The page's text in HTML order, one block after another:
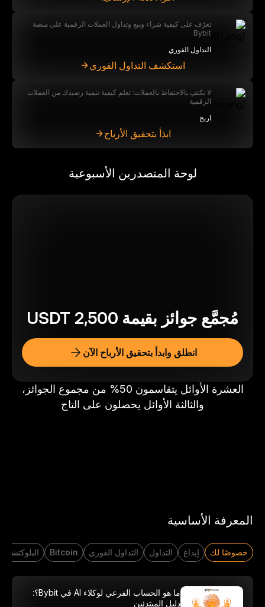
تعرّف على كيفية شراء وبيع وتداول العملات الرقمية على منصة
Bybit
التداول الفوري
استكشف التداول الفوري
لا تكتفِ بالاحتفاظ بالعملات: تعلم كيفية تنمية رصيدك من العملات
الرقمية
اربح
ابدَأ بتحقيق الأرباح
لوحة المتصدرين الأسبوعية
العشرة الأوائل يتقاسمون 50% من مجموع الجوائز،
والثالثة الأوائل يحصلون على التاج
مُجمَّع جوائز بقيمة 2,500
USDT
انطلق وابدأ بتحقيق الأرباح الآن
المعرفة الأساسية
خصوصًا لك إيداع التداول التداول الفوري Bitcoin البلوكتشين
ما هو الحساب الفرعي لوكلاء AI في Bybit؟:
دليل المبتدئين
انطلِق برحلتك في عالم التداوُل